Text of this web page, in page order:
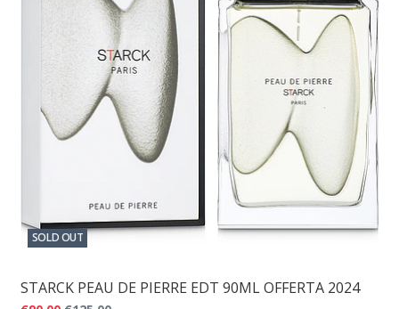
SOLD OUT
STARCK PEAU DE PIERRE EDT 90ML OFFERTA 2024